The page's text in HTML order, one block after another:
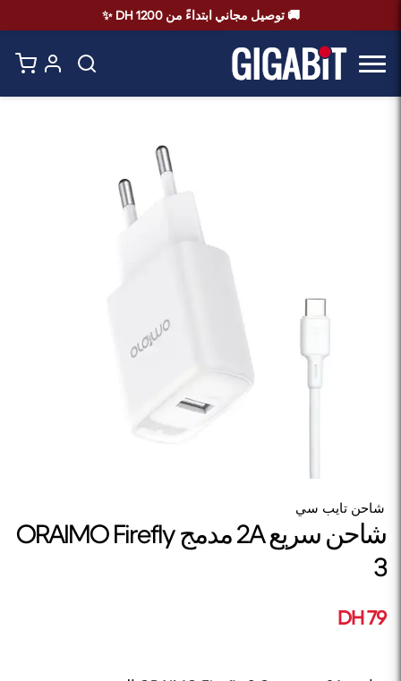
🚚 توصيل مجاني ابتداءً من 1200 DH ✨
شاحن تايب سي
شاحن سريع 2A مدمج ORAIMO Firefly
3
79 DH